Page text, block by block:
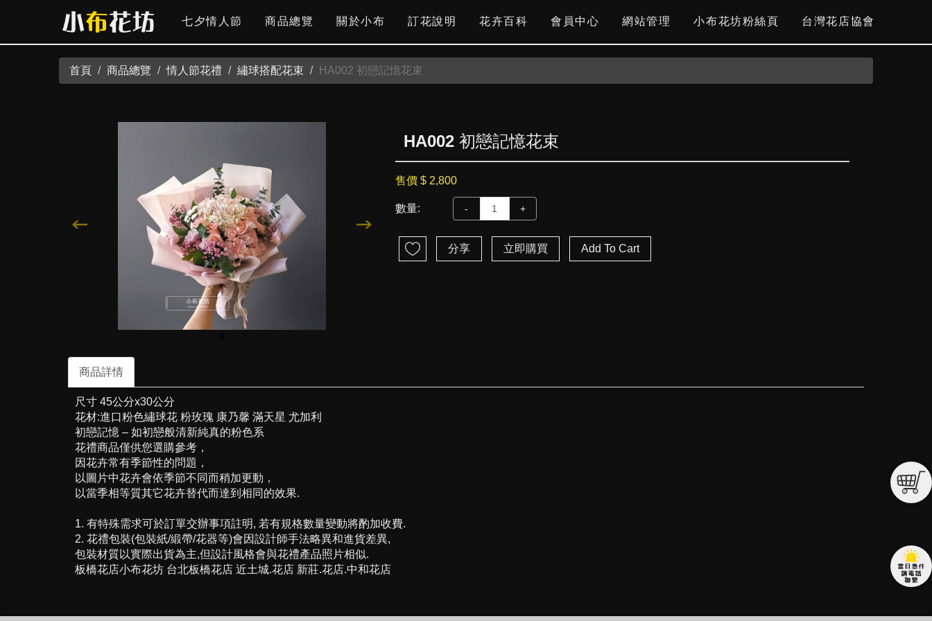
七夕情人節 商品總覽 關於小布 訂花說明 花卉百科 會員中心 網站管理 小布花坊粉絲頁 台灣花店協會
首頁 商品總覽 情人節花禮 繡球搭配花束 HA002 初戀記憶花束
HA002 初戀記憶花束
售價 $ 2,800
數量: - +
分享 立即購買 Add To Cart
商品詳情
尺寸 45公分x30公分
花材:進口粉色繡球花 粉玫瑰 康乃馨 滿天星 尤加利
初戀記憶 – 如初戀般清新純真的粉色系
花禮商品僅供您選購參考，
因花卉常有季節性的問題，
以圖片中花卉會依季節不同而稍加更動，
以當季相等質其它花卉替代而達到相同的效果.
1. 有特殊需求可於訂單交辦事項註明, 若有規格數量變動將酌加收費.
2. 花禮包裝(包裝紙/緞帶/花器等)會因設計師手法略異和進貨差異,
包裝材質以實際出貨為主,但設計風格會與花禮產品照片相似.
板橋花店小布花坊 台北板橋花店 近土城.花店 新莊.花店.中和花店